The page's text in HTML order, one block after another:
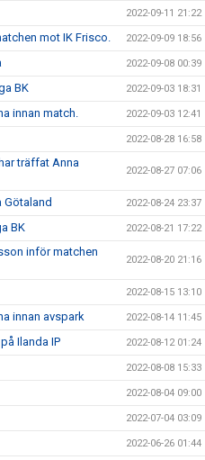
2022-09-11 21:22
mot IK Frisco. 2022-09-09 18:56
2022-09-08 00:39
BK 2022-09-03 18:31
innan match. 2022-09-03 12:41
2022-08-28 16:58
träffat Anna
2022-08-27 07:06
Götaland 2022-08-24 23:37
BK 2022-08-21 17:22
inför matchen
2022-08-20 21:16
2022-08-15 13:10
innan avspark 2022-08-14 11:45
Ilanda IP 2022-08-12 01:24
2022-08-08 15:33
2022-08-04 09:00
2022-07-04 03:09
2022-06-26 01:44